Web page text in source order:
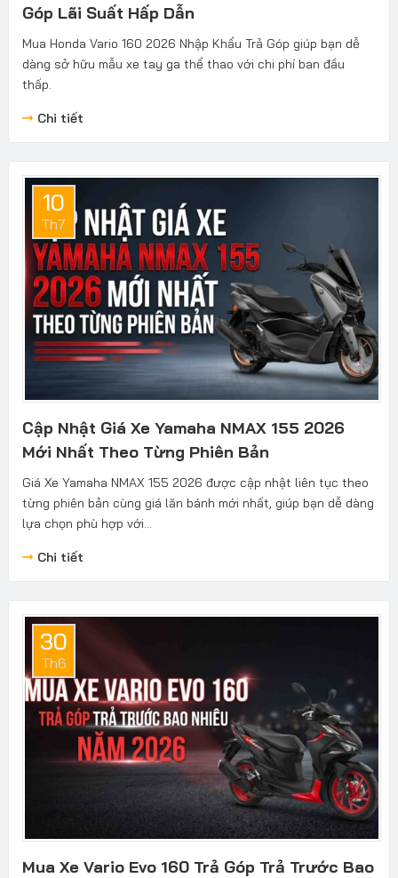
Góp Lãi Suất Hấp Dẫn
Mua Honda Vario 160 2026 Nhập Khẩu Trả Góp giúp bạn dễ
dàng sở hữu mẫu xe tay ga thể thao với chi phí ban đầu
thấp.
Chi tiết
10
Th7
Cập Nhật Giá Xe Yamaha NMAX 155 2026
Mới Nhất Theo Từng Phiên Bản
Giá Xe Yamaha NMAX 155 2026 được cập nhật liên tục theo
từng phiên bản cùng giá lăn bánh mới nhất, giúp bạn dễ dàng
lựa chọn phù hợp với...
Chi tiết
30
Th6
Mua Xe Vario Evo 160 Trả Góp Trả Trước Bao